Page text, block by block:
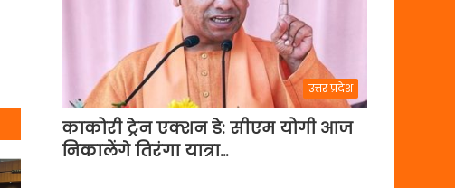
उत्तर प्रदेश
काकोरी ट्रेन एक्शन डे: सीएम योगी आज
निकालेंगे तिरंगा यात्रा…